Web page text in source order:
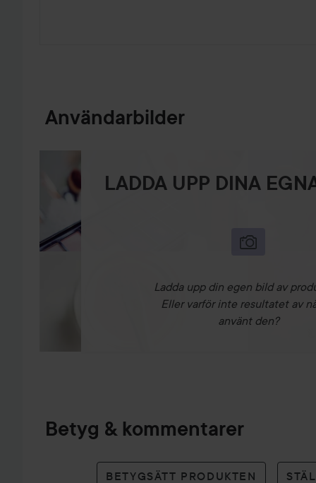
Användarbilder
LADDA UPP DINA
Ladda upp din egen bild av
Eller varför inte resultatet av
använt den?
Betyg & kommentarer
BETYGSÄTT PRODUKTEN